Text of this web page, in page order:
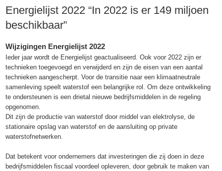
Energielijst 2022 “In 2022 is er 149 miljoen
beschikbaar”
Wijzigingen Energielijst 2022
Ieder jaar wordt de Energielijst geactualiseerd. Ook voor 2022 zijn er
technieken toegevoegd en verwijderd en zijn de eisen van een aantal
technieken aangescherpt. Voor de transitie naar een klimaatneutrale
samenleving speelt waterstof een belangrijke rol. Om deze ontwikkeling
te ondersteunen is een drietal nieuwe bedrijfsmiddelen in de regeling
opgenomen.
Dit zijn de productie van waterstof door middel van elektrolyse, de
stationaire opslag van waterstof en de aansluiting op private
waterstofnetwerken.
Dat betekent voor ondernemers dat investeringen die zij doen in deze
bedrijfsmiddelen fiscaal voordeel opleveren, door gebruik te maken van